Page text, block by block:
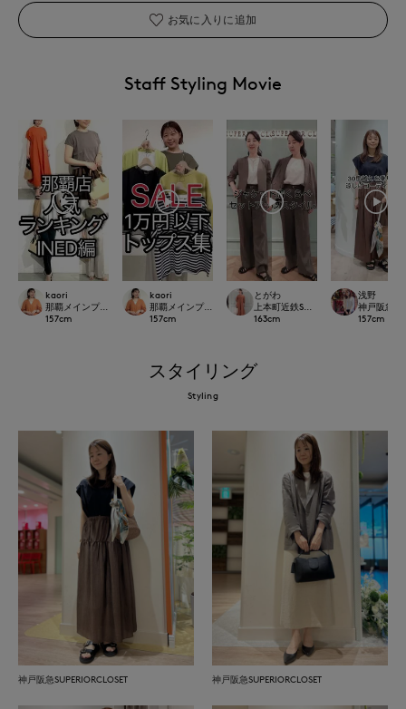
お気に入りに追加
Staff Styling Movie
kaori
那覇メインプレイスI.T.'S.international
157cm
kaori
那覇メインプレイスI.T.'S.international
157cm
とがわ
上本町近鉄SUPERIORCLOSET
163cm
浅野
神戸阪急
157cm
スタイリング
Styling
神戸阪急SUPERIORCLOSET 神戸阪急SUPERIORCLOSET